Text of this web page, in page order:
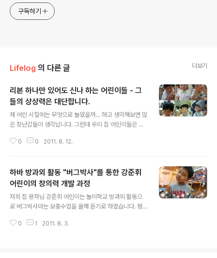
구독하기
Lifelog 의 다른 글 더보기
리본 하나만 있어도 신나 하는 어린이들 - 그
들의 상상력은 대단합니다.
제 어린 시절에는 무엇으로 놀았을까… 하고 생각해보면 많
은 장난감들이 생각납니다. 그런데 우리 집 어린이들은 또,
신해 버립니다. 아래의 리본이 또 그러합니다. 이것을 가지
그런데 여긴 어디인지 매우 궁금하네요.
0 0 2011. 8. 12.
하바 방과외 활동 "버그박사"를 통한 강준휘
어린이의 창의력 개발 과정
저희 집 왕자님 강준휘 어린이는 놀이학교 방과외 활동으
로 버그박사라는 보충수업을 올해 듣기로 하였습니다. 평
과 놀아줄 시간이 별로 없어서 많이 고민했는데, 아래의 과
0 1 2011. 8. 3.